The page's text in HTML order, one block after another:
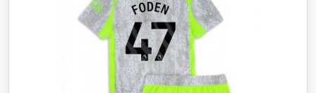
produktsiden